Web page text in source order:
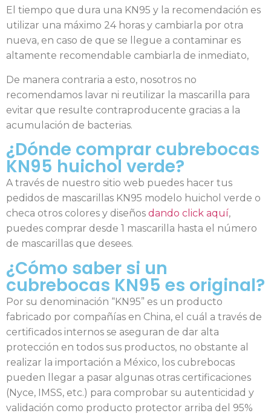
El tiempo que dura una KN95 y la recomendación es
utilizar una máximo 24 horas y cambiarla por otra
nueva, en caso de que se llegue a contaminar es
altamente recomendable cambiarla de inmediato,
De manera contraria a esto, nosotros no
recomendamos lavar ni reutilizar la mascarilla para
evitar que resulte contraproducente gracias a la
acumulación de bacterias.
¿Dónde comprar cubrebocas
KN95 huichol verde?
A través de nuestro sitio web puedes hacer tus
pedidos de mascarillas KN95 modelo huichol verde o
checa otros colores y diseños dando click aquí,
puedes comprar desde 1 mascarilla hasta el número
de mascarillas que desees.
¿Cómo saber si un
cubrebocas KN95 es original?
Por su denominación “KN95” es un producto
fabricado por compañías en China, el cuál a través de
certificados internos se aseguran de dar alta
protección en todos sus productos, no obstante al
realizar la importación a México, los cubrebocas
pueden llegar a pasar algunas otras certificaciones
(Nyce, IMSS, etc.) para comprobar su autenticidad y
validación como producto protector arriba del 95%